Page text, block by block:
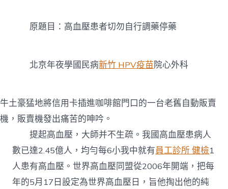
健
檢
壓
患
勿
自
調
藥
停
藥〉
中
原題目：高血壓患者切勿自行調藥停藥
北京年夜學國民病新竹 HPV疫苗院心外科
牛土豪猛地將信用卡插進咖啡館門口的一台老舊自動販賣
機，販賣機發出痛苦的呻吟。
提起高血壓，大師并不生疏。我國高血壓患病人
數已達2.45億人，均勻每6小我中就有員工診所 健檢1
人患有高血壓。世界高血壓同盟從2006年開端，把每
年的5月17日設定為世界高血壓日，旨他掏出他的純